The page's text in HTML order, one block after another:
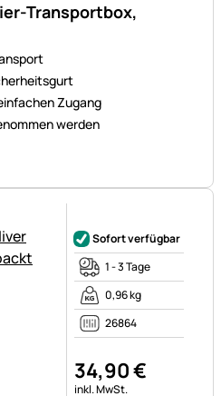
Transportbox,
Zugang
werden
Sofort verfügbar
1 - 3 Tage
0,96 kg
26864
34,90€
Steuerhinweis:
inkl. MwSt.